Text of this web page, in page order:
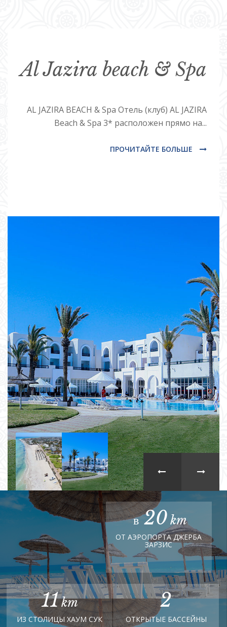
Al Jazira beach & Spa
AL JAZIRA BEACH & Spa Отель (клуб) AL JAZIRA
Beach & Spa 3* расположен прямо на...
ПРОЧИТАЙТЕ БОЛЬШЕ
20
ОТ АЭРОПОРТА ДЖЕРБА
ЗАРЗИС
11
ИЗ СТОЛИЦЫ ХАУМ СУК
2
ОТКРЫТЫЕ БАССЕЙНЫ